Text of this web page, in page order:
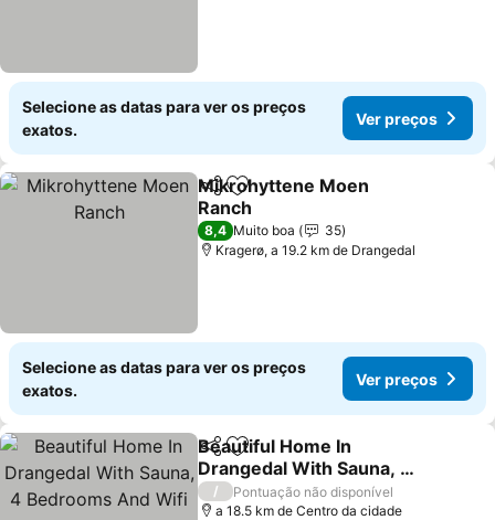
Selecione as datas para ver os preços
exatos.
Ver preços
PartilharAdicionar aos favoritos
Mikrohyttene Moen
Ranch
Ver preços
8,4 Muito boa
35
Kragerø, a 19.2 km de Drangedal
Selecione as datas para ver os preços
exatos.
Ver preços
PartilharAdicionar aos favoritos
Beautiful Home In
Drangedal With Sauna, 4
Bedrooms And Wifi
Ver preços
/
Pontuação não disponível
a 18.5 km de Centro da cidade